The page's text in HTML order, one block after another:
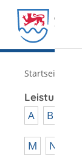
Startseite
Leistungen
A B
M N